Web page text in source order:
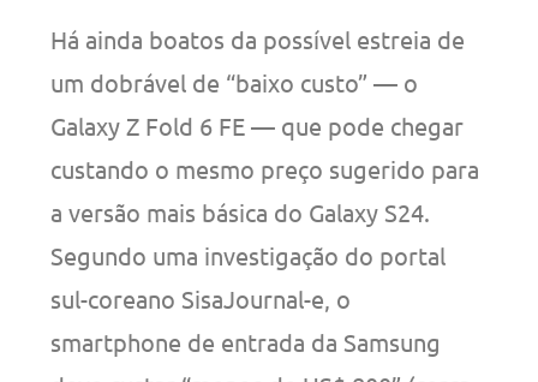
Há ainda boatos da possível estreia de
um dobrável de “baixo custo” — o
Galaxy Z Fold 6 FE — que pode chegar
custando o mesmo preço sugerido para
a versão mais básica do Galaxy S24.
Segundo uma investigação do portal
sul-coreano SisaJournal-e, o
smartphone de entrada da Samsung